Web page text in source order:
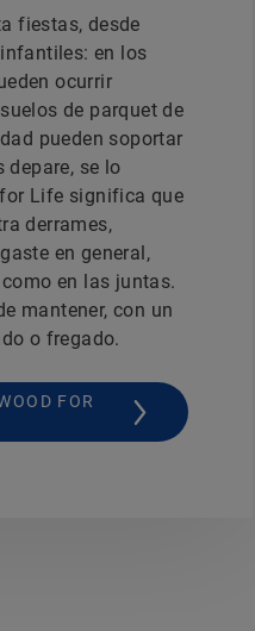
fiestas, desde
en los
ocurrir
de parquet de
pueden soportar
depare, se lo
Life significa que
derrames,
en general,
en las juntas.
mantener, con un
o fregado.
FOR